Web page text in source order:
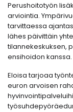
Perushoitotyön
arviointia.
tarvittaessa
lähes päivittäin
tilannekeskuksen,
ensihoidon kanssa.
Eloisa tarjoaa
euron arvoisen